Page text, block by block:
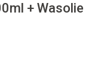
+ Wasolie